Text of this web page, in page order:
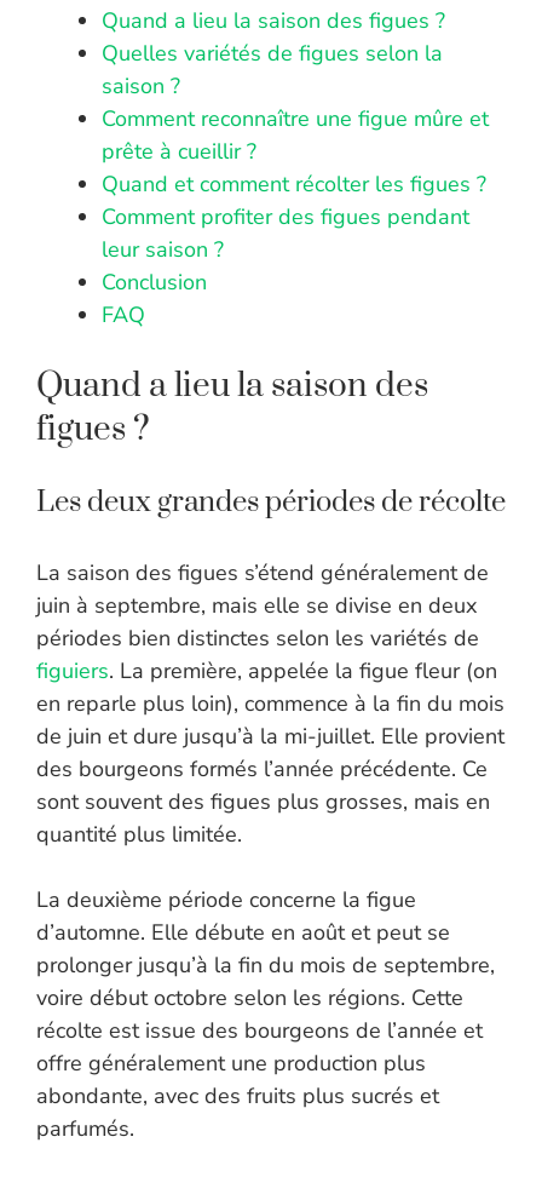
Quand a lieu la saison des figues ?
Quelles variétés de figues selon la
saison ?
Comment reconnaître une figue mûre et
prête à cueillir ?
Quand et comment récolter les figues ?
Comment profiter des figues pendant
leur saison ?
Conclusion
FAQ
Quand a lieu la saison des
figues ?
Les deux grandes périodes de récolte
La saison des figues s’étend généralement de
juin à septembre, mais elle se divise en deux
périodes bien distinctes selon les variétés de
figuiers. La première, appelée la figue fleur (on
en reparle plus loin), commence à la fin du mois
de juin et dure jusqu’à la mi-juillet. Elle provient
des bourgeons formés l’année précédente. Ce
sont souvent des figues plus grosses, mais en
quantité plus limitée.
La deuxième période concerne la figue
d’automne. Elle débute en août et peut se
prolonger jusqu’à la fin du mois de septembre,
voire début octobre selon les régions. Cette
récolte est issue des bourgeons de l’année et
offre généralement une production plus
abondante, avec des fruits plus sucrés et
parfumés.